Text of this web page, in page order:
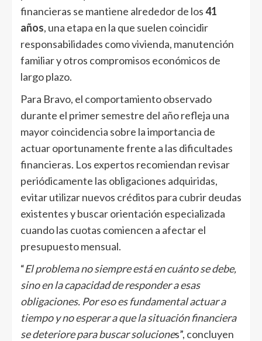
financieras se mantiene alrededor de los41
años, una etapa en la que suelen coincidir
responsabilidades como vivienda, manutención
familiar y otros compromisos económicos de
largo plazo.
Para Bravo, el comportamiento observado
durante el primer semestre del año refleja una
mayor coincidencia sobre la importancia de
actuar oportunamente frente a las dificultades
financieras. Los expertos recomiendan revisar
periódicamente las obligaciones adquiridas,
evitar utilizar nuevos créditos para cubrir deudas
existentes y buscar orientación especializada
cuando las cuotas comiencen a afectar el
presupuesto mensual.
“El problema no siempre está en cuánto se debe,
sino en la capacidad de responder a esas
obligaciones. Por eso es fundamental actuar a
tiempo y no esperar a que la situación financiera
se deteriore para buscar soluciones”, concluyen